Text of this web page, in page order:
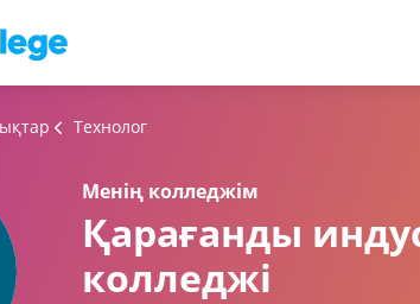
Технолог
Менің колледжім
Қарағанды
колледжі